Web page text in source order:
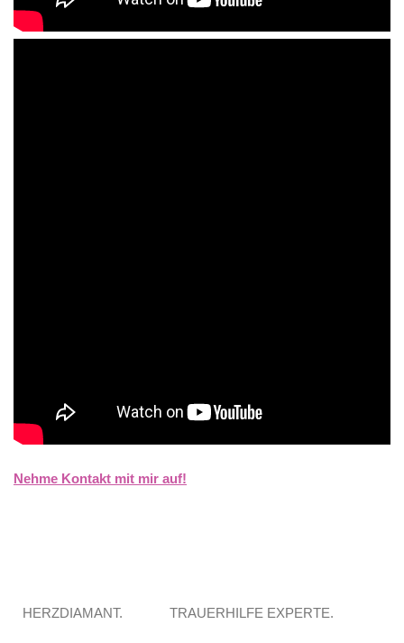
Nehme Kontakt mit mir auf!
HERZDIAMANT. TRAUERHILFE EXPERTE.